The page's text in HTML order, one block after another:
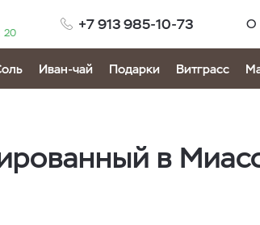
+7 913 985-10-73
20
О
Иван-чай Подарки Витграсс
в